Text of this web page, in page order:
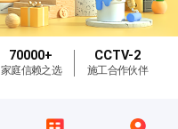
70000+
家庭信赖之选
CCTV-2
施工合作伙伴